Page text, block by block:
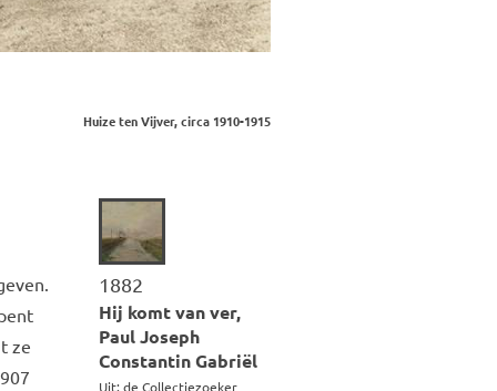
Huize ten Vijver, circa 1910-1915
ze
1882
Hij komt van ver,
Paul Joseph
Constantin Gabriël
Uit: de Collectiezoeker